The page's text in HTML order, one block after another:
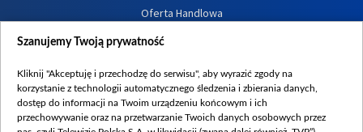
Oferta Handlowa
Dostępność
Procedura zgłoszeń wewnętrznych
Szanujemy Twoją prywatność
Kliknij "Akceptuję i przechodzę do serwisu", aby wyrazić zgody na
korzystanie z technologii automatycznego śledzenia i zbierania danych,
dostęp do informacji na Twoim urządzeniu końcowym i ich
przechowywanie oraz na przetwarzanie Twoich danych osobowych przez